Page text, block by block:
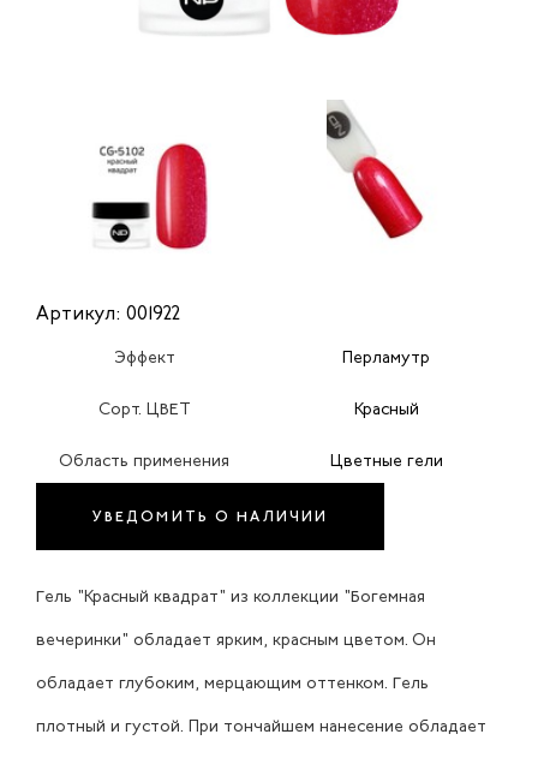
Артикул: 001922
Эффект Перламутр
Сорт. ЦВЕТ Красный
Область применения Цветные гели
УВЕДОМИТЬ О НАЛИЧИИ
Гель "Красный квадрат" из коллекции "Богемная
вечеринки" обладает ярким, красным цветом. Он
обладает глубоким, мерцающим оттенком. Гель
плотный и густой. При тончайшем нанесение обладает